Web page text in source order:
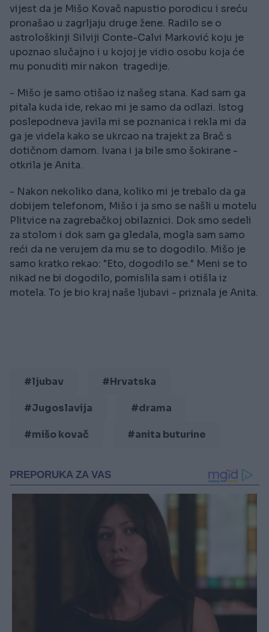
vijest da je Mišo Kovač napustio porodicu i sreću
pronašao u zagrljaju druge žene. Radilo se o
astrološkinji Silviji Conte-Calvi Marković koju je
upoznao slučajno i u kojoj je vidio osobu koja će
mu ponuditi mir nakon tragedije.
- Mišo je samo otišao iz našeg stana. Kad sam ga
pitala kuda ide, rekao mi je samo da odlazi. Istog
poslepodneva javila mi se poznanica i rekla mi da
ga je videla kako se ukrcao na trajekt za Brač s
dotičnom damom. Ivana i ja bile smo šokirane -
otkrila je Anita.
- Nakon nekoliko dana, koliko mi je trebalo da ga
dobijem telefonom, Mišo i ja smo se našli u motelu
Plitvice na zagrebačkoj obilaznici. Dok smo sedeli
za stolom i dok sam ga gledala, mogla sam samo
reći da ne verujem da mu se to dogodilo. Mišo je
samo kratko rekao: "Eto, dogodilo se." Meni se to
nikad ne bi dogodilo, pomislila sam i otišla iz
motela. To je bio kraj naše ljubavi - priznala je Anita.
#ljubav #Hrvatska
#Jugoslavija #drama
#mišo kovač #anita buturine